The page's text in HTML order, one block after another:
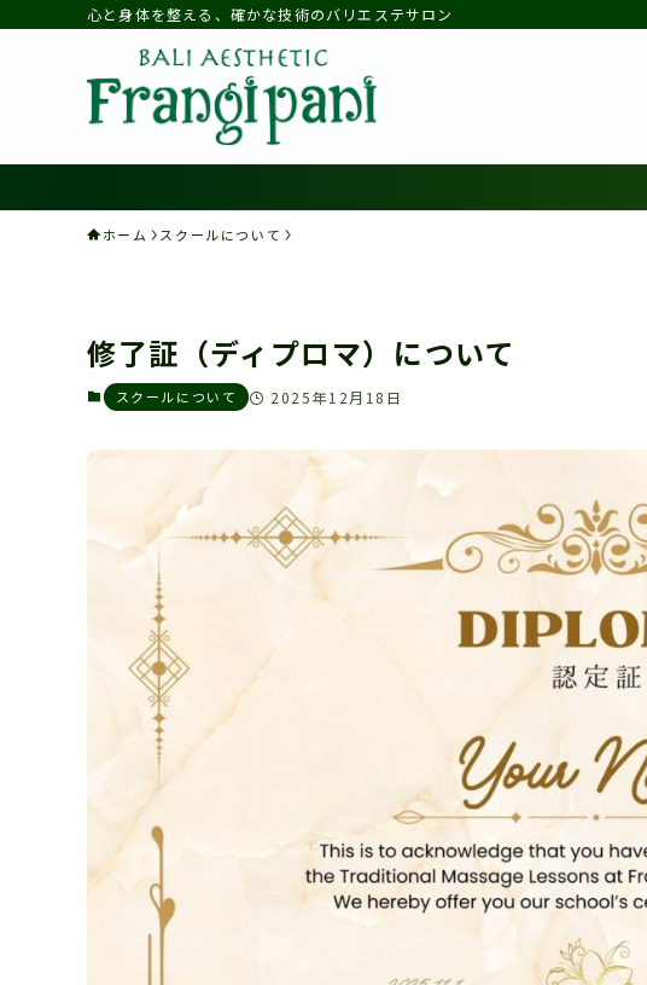
心と身体を整える、確かな技術のバリエステサロン
ホーム スクールについて
修了証（ディプロマ）について
スクールについて 2025年12月18日